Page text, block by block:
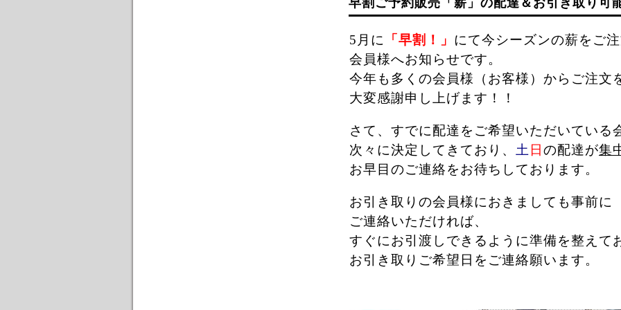
早割ご予約販売「薪」の配達＆お引き取り可
5月に 「早割！」 にて今シーズンの薪をご
会員様へお知らせです。
今年も多くの会員様（お客様）からご注文
大変感謝申し上げます！！
さて、すでに配達をご希望いただいている
次々に決定してきており、 土 日 の配達が集
お早目のご連絡をお待ちしております。
お引き取りの会員様におきましても事前に
ご連絡いただければ、
すぐにお引渡しできるように準備を整えて
お引き取りご希望日をご連絡願います。